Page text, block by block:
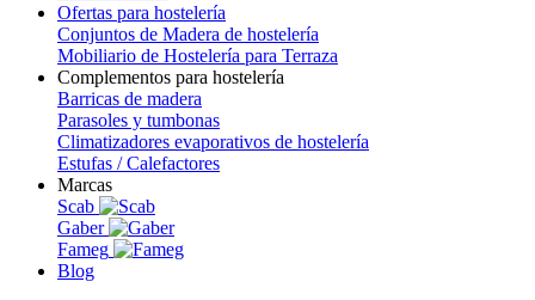
Ofertas para hostelería
Conjuntos de Madera de hostelería
Mobiliario de Hostelería para Terraza
Complementos para hostelería
Barricas de madera
Parasoles y tumbonas
Climatizadores evaporativos de hostelería
Estufas / Calefactores
Marcas
Scab
Gaber
Fameg
Blog